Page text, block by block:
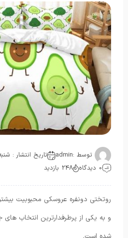
توسط :admin
تاریخ انتشار : شنبه , 14
0 دیدگاه
248 بازدید
روتختی دونفره عروسکی محبوبیت
و به یکی از پرطرفدارترین انتخاب های